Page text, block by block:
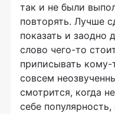
так и не были
повторять. Лучше
показать и заодно
слово чего-то
приписывать
совсем
смотрится, когда
себе